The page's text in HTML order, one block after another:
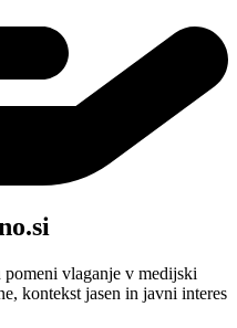
vlaganje v medijski
kontekst jasen in javni interes